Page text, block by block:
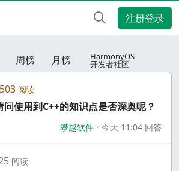
注册登录
周榜 月榜 HarmonyOS
开发者社区
503 阅读
使用到C++的知识点是否深奥呢？
攀越软件 今天 11:04 回答
阅读